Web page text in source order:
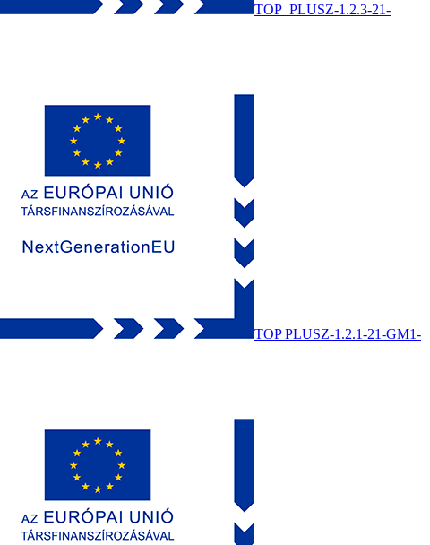
TOP_PLUSZ-1.2.3-21-
TOP PLUSZ-1.2.1-21-GM1-